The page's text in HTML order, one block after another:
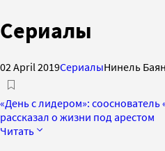
Сериалы
02 April 2019СериалыНинель
«День с лидером»:
рассказал о жизни под арестом
Читать